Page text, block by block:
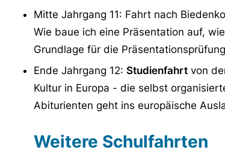
Mitte Jahrgang 11: Fahrt nach
Wie baue ich eine Präsentation auf,
Grundlage für die
Ende Jahrgang 12: Studienfahrt von
Kultur in Europa - die selbst
Abiturienten geht ins europäische
Weitere Schulfahrten